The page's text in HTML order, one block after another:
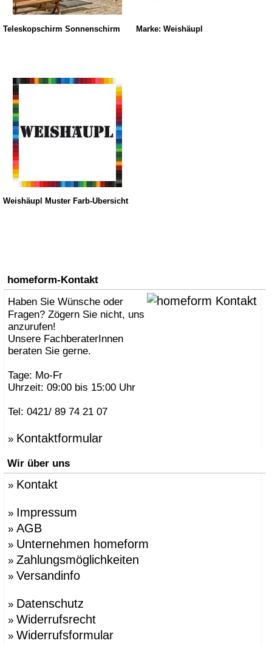
Teleskopschirm Sonnenschirm Marke: Weishäupl
Weishäupl Muster Farb-Übersicht
homeform-Kontakt
Haben Sie Wünsche oder
Fragen? Zögern Sie nicht, uns
anzurufen!
Unsere FachberaterInnen
beraten Sie gerne.
Tage: Mo-Fr
Uhrzeit: 09:00 bis 15:00 Uhr
Tel: 0421/ 89 74 21 07
» Kontaktformular
Wir über uns
» Kontakt
» Impressum
» AGB
» Unternehmen homeform
» Zahlungsmöglichkeiten
» Versandinfo
» Datenschutz
» Widerrufsrecht
» Widerrufsformular